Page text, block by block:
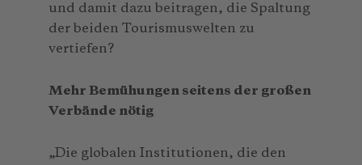
und damit dazu beitragen, die Spaltung
der beiden Tourismuswelten zu
vertiefen?
Mehr Bemühungen seitens der großen
Verbände nötig
„Die globalen Institutionen, die den